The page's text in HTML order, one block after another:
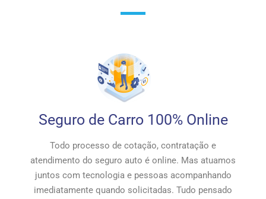
Seguro de Carro 100% Online
Todo processo de cotação, contratação e
atendimento do seguro auto é online. Mas atuamos
juntos com tecnologia e pessoas acompanhando
imediatamente quando solicitadas. Tudo pensado